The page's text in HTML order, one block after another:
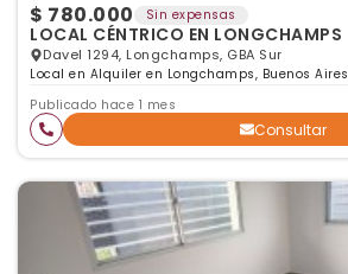
$ 780.000 Sin expensas
LOCAL CÉNTRICO EN LONGCHAMPS
Davel 1294, Longchamps, GBA Sur
Local en Alquiler en Longchamps, Buenos Aires
Publicado hace 1 mes
Consultar